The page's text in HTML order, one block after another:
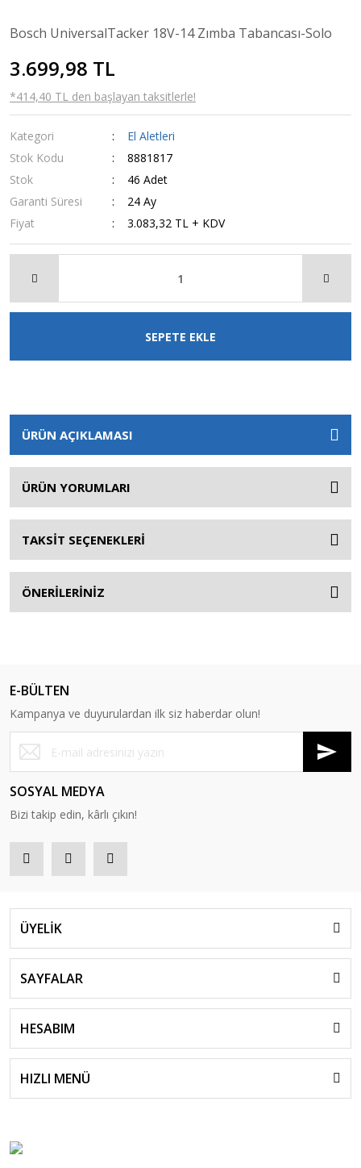
Bosch UniversalTacker 18V-14 Zımba Tabancası-Solo
3.699,98 TL
*414,40 TL den başlayan taksitlerle!
Kategori
El Aletleri
Stok Kodu
8881817
Stok
46 Adet
Garanti Süresi
24 Ay
Fiyat
3.083,32 TL + KDV
SEPETE EKLE
ÜRÜN AÇIKLAMASI
ÜRÜN YORUMLARI
TAKSİT SEÇENEKLERİ
ÖNERİLERİNİZ
E-BÜLTEN
Kampanya ve duyurulardan ilk siz haberdar olun!
SOSYAL MEDYA
Bizi takip edin, kârlı çıkın!
ÜYELİK
SAYFALAR
HESABIM
HIZLI MENÜ